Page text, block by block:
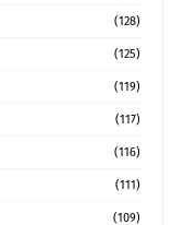
(128)
(125)
(119)
(117)
(116)
(111)
(109)